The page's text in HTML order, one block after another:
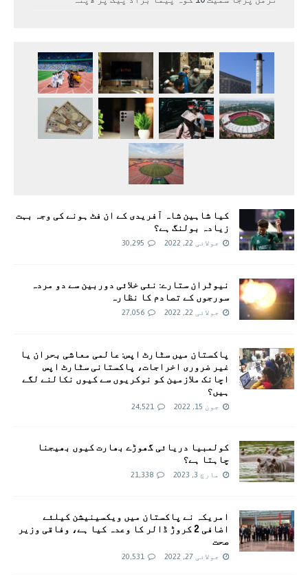
کیا شاہین شاہ آفریدی کے ان فٹ ہونے کی وجہ بہت
زیادہ بولنگ ہے؟
جولائی 22, 2022 30,295
نیوٹران ستارے: نئی خلائی دوربین سے دو مردہ
سورجوں کے تصادم کا نظارہ
جولائی 22, 2022 27,056
پاکستان میں سٹارٹ اپس: عالمی معاشی بحران یا
غیر ضروری اخراجات، پاکستانی سٹارٹ اپس
اچانک ملازمین کو نوکریوں سے کیوں نکالنے لگے
ہیں؟
جون 15, 2022 24,521
کولمبیا دریائی گھوڑے بھارت کیوں بھیجنا
چاہتا ہے؟
مارچ 3, 2023 21,338
امريکہ نے پاکستان میں ویکسینیشن کیلئے
اضافی 2 کروڑ ڈالر کا وعدہ کیا ہے، وفاقی وزیر
صحت
جولائی 27, 2022 20,531